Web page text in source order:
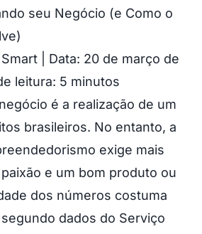
seu Negócio (e Como o
| Data: 20 de março de
leitura: 5 minutos
é a realização de um
brasileiros. No entanto, a
exige mais
e um bom produto ou
dos números costuma
dados do Serviço